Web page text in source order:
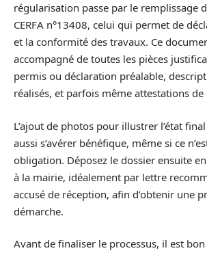
régularisation passe par le remplissage
CERFA n°13408, celui qui permet de
et la conformité des travaux. Ce
accompagné de toutes les pièces
permis ou déclaration préalable,
réalisés, et parfois même attestations
L’ajout de photos pour illustrer l’état
aussi s’avérer bénéfique, même si ce
obligation. Déposez le dossier ensuite
à la mairie, idéalement par lettre
accusé de réception, afin d’obtenir une
démarche.
Avant de finaliser le processus, il est